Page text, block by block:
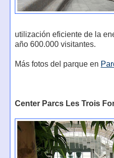
utilización eficiente de la
año 600.000 visitantes.
Más fotos del parque en
Center Parcs Les Trois